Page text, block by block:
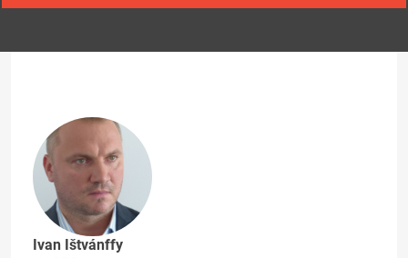
Ivan Ištvánffy